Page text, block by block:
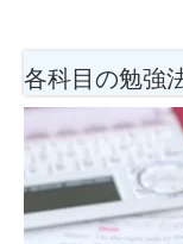
各科目の勉強